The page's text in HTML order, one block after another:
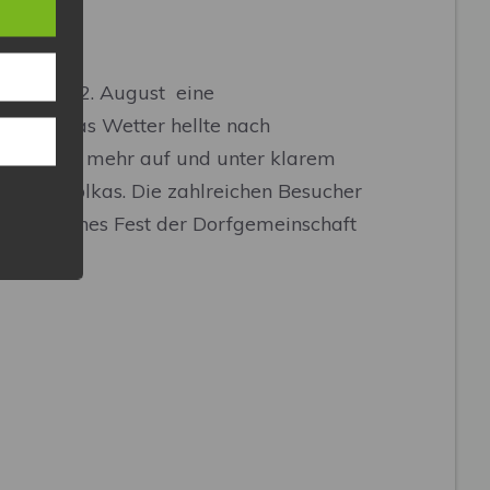
den 02. August eine
ab. Das Wetter hellte nach
immer mehr auf und unter klarem
Polkas. Die zahlreichen Besucher
Fest der Dorfgemeinschaft